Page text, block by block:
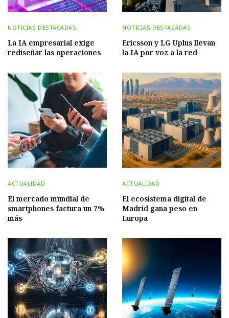
NOTICIAS DESTACADAS
La IA empresarial exige
rediseñar las operaciones
NOTICIAS DESTACADAS
Ericsson y LG Uplus llevan
la IA por voz a la red
ACTUALIDAD
El mercado mundial de
smartphones factura un 7%
más
ACTUALIDAD
El ecosistema digital de
Madrid gana peso en
Europa